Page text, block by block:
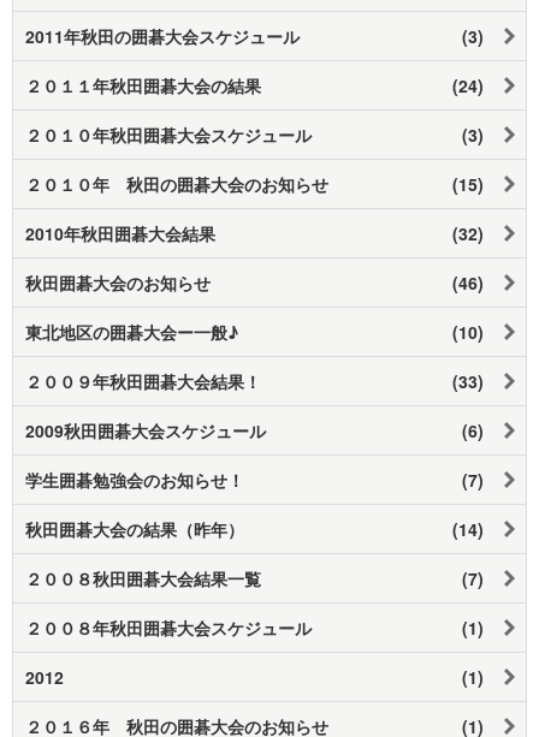
2011年秋田の囲碁大会スケジュール (3)
２０１１年秋田囲碁大会の結果 (24)
２０１０年秋田囲碁大会スケジュール (3)
２０１０年 秋田の囲碁大会のお知らせ (15)
2010年秋田囲碁大会結果 (32)
秋田囲碁大会のお知らせ (46)
東北地区の囲碁大会ー一般♪ (10)
２００９年秋田囲碁大会結果！ (33)
2009秋田囲碁大会スケジュール (6)
学生囲碁勉強会のお知らせ！ (7)
秋田囲碁大会の結果（昨年） (14)
２００８秋田囲碁大会結果一覧 (7)
２００８年秋田囲碁大会スケジュール (1)
2012 (1)
２０１６年 秋田の囲碁大会のお知らせ (1)